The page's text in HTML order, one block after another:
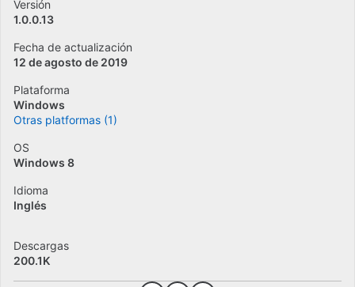
Versión
1.0.0.13
Fecha de actualización
12 de agosto de 2019
Plataforma
Windows
Otras platformas (1)
OS
Windows 8
Idioma
Inglés
Descargas
200.1K